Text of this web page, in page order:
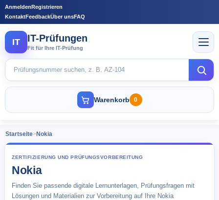
AnmeldenRegistrieren
KontaktFeedbackÜber unsFAQ
IT IT-Prüfungen
Fit für Ihre IT-Prüfung
Warenkorb 0
Startseite>Nokia
ZERTIFIZIERUNG UND PRÜFUNGSVORBEREITUNG
Nokia
Finden Sie passende digitale Lernunterlagen, Prüfungsfragen mit
Lösungen und Materialien zur Vorbereitung auf Ihre Nokia